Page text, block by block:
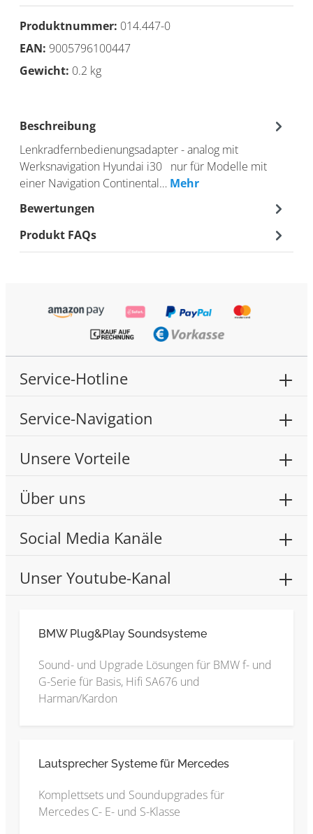
Produktnummer: 014.447-0
EAN: 9005796100447
Gewicht: 0.2 kg
Beschreibung
Lenkradfernbedienungsadapter - analog mit
Werksnavigation Hyundai i30 nur für Modelle mit
einer Navigation Continental… Mehr
Bewertungen
Produkt FAQs
Service-Hotline
Service-Navigation
Unsere Vorteile
Über uns
Social Media Kanäle
Unser Youtube-Kanal
BMW Plug&Play Soundsysteme
Sound- und Upgrade Lösungen für BMW f- und
G-Serie für Basis, Hifi SA676 und
Harman/Kardon
Lautsprecher Systeme für Mercedes
Komplettsets und Soundupgrades für
Mercedes C- E- und S-Klasse